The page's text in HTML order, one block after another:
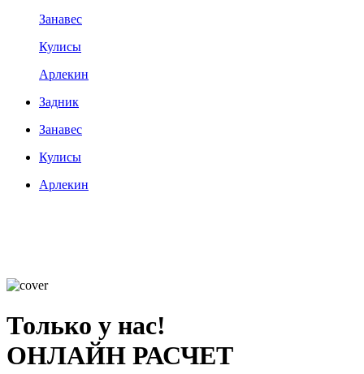
Занавес
Кулисы
Арлекин
Задник
Занавес
Кулисы
Арлекин
Только у нас!
ОНЛАЙН РАСЧЕТ